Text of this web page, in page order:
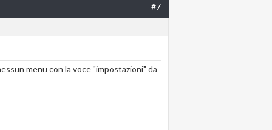
#7
menu con la voce "impostazioni" da